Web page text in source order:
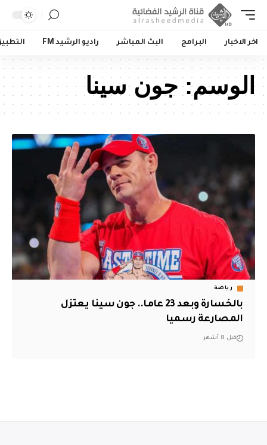
اخر الاخبار البرامج البث المباشر راديو الرشيد FM
الوسم:جون سينا
رياضة
بالخسارة وبعد 23 عاما.. جون سينا يعتزل
المصارعة رسميا
قبل 8 أشهر